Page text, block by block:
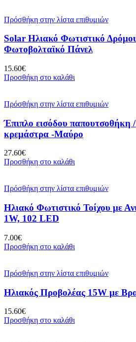
Πρόσθήκη στην λίστα επιθυμιών
Solar Ηλιακό Φωτιστικό
Φωτοβολταϊκό Πάνελ
15.60€
Προσθήκη στο καλάθι
Πρόσθήκη στην λίστα επιθυμιών
Έπιπλο εισόδου παπουτσοθήκη
κρεμάστρα -Μαύρο
27.60€
Προσθήκη στο καλάθι
Πρόσθήκη στην λίστα επιθυμιών
Ηλιακό Φωτιστικό Τοίχου με
1W, 102 LED
7.00€
Προσθήκη στο καλάθι
Πρόσθήκη στην λίστα επιθυμιών
Ηλιακός Προβολέας 15W με
15.60€
Προσθήκη στο καλάθι